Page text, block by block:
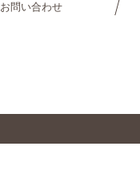
お問い合わせ